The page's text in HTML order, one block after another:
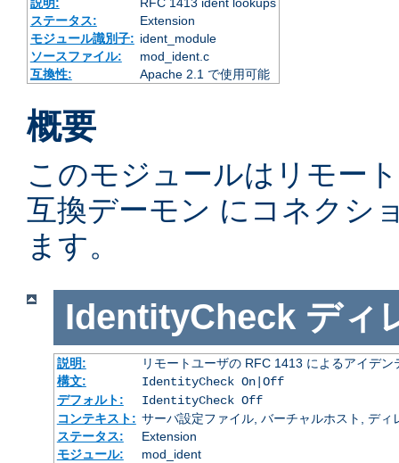
説明:
RFC 1413 ident lookups
ステータス:
Extension
モジュール識別子: ident_module
ソースファイル:
mod_ident.c
互換性:
Apache 2.1 で使用可能
概要
このモジュールはリモー
互換デーモン にコネクシ
ます。
IdentityCheck ディ
説明:
リモートユーザの RFC 1413 によるアイデ
構文:
IdentityCheck On|Off
デフォルト:
IdentityCheck Off
コンテキスト: サーバ設定ファイル, バーチャルホスト, ディ
ステータス:
Extension
モジュール:
mod_ident